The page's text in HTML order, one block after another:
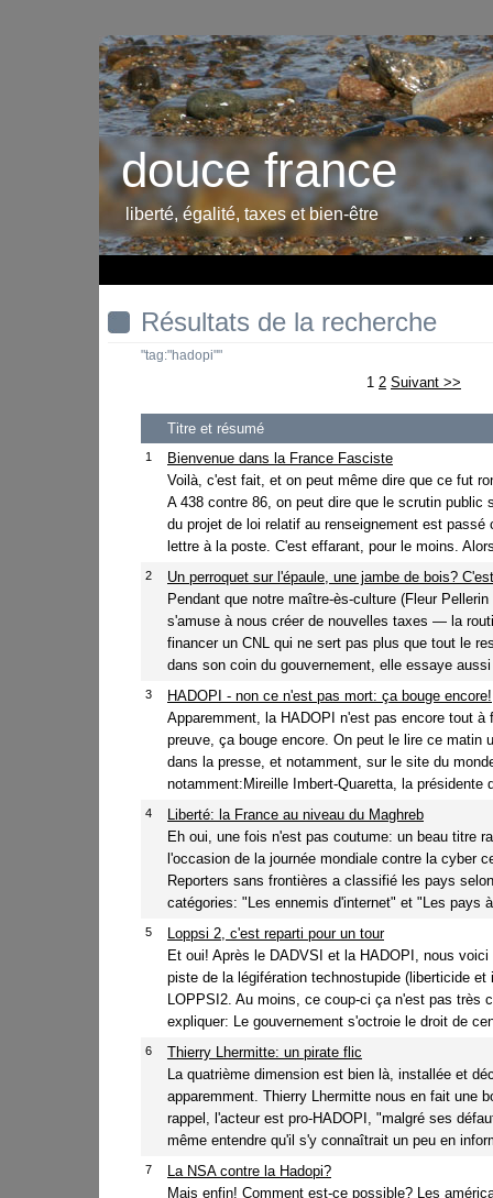
douce france
liberté, égalité, taxes et bien-être
Résultats de la recherche
"tag:"hadopi""
1 2 Suivant >>
Titre et résumé
1
Bienvenue dans la France Fasciste
Voilà, c'est fait, et on peut même dire que ce fut
A 438 contre 86, on peut dire que le scrutin public
du projet de loi relatif au renseignement est passé
lettre à la poste. C'est effarant, pour le moins.
2
Un perroquet sur l'épaule, une jambe de bois?
Pendant que notre maître-ès-culture (Fleur
s'amuse à nous créer de nouvelles taxes — la
financer un CNL qui ne sert pas plus que tout le
dans son coin du gouvernement, elle essaye
3
HADOPI - non ce n'est pas mort: ça bouge encore!
Apparemment, la HADOPI n'est pas encore tout à
preuve, ça bouge encore. On peut le lire ce matin
dans la presse, et notamment, sur le site du
notamment:Mireille Imbert-Quaretta, la présidente
4
Liberté: la France au niveau du Maghreb
Eh oui, une fois n'est pas coutume: un beau titre
l'occasion de la journée mondiale contre la cyber
Reporters sans frontières a classifié les pays
catégories: "Les ennemis d'internet" et "Les pays
5
Loppsi 2, c'est reparti pour un tour
Et oui! Après le DADVSI et la HADOPI, nous voici
piste de la légifération technostupide (liberticide et
LOPPSI2. Au moins, ce coup-ci ça n'est pas très
expliquer: Le gouvernement s'octroie le droit de
6
Thierry Lhermitte: un pirate flic
La quatrième dimension est bien là, installée et
apparemment. Thierry Lhermitte nous en fait une
rappel, l'acteur est pro-HADOPI, "malgré ses
même entendre qu'il s'y connaîtrait un peu en
7
La NSA contre la Hadopi?
Mais enfin! Comment est-ce possible? Les